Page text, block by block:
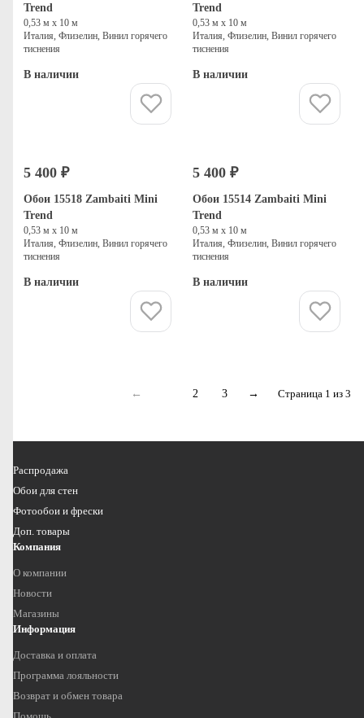
Trend
0,53 м х 10 м
Италия, Флизелин, Винил горячего
тиснения
В наличии
Trend
0,53 м х 10 м
Италия, Флизелин, Винил горячего
тиснения
В наличии
5 400 ₽
Обои 15518 Zambaiti Mini
Trend
0,53 м х 10 м
Италия, Флизелин, Винил горячего
тиснения
В наличии
5 400 ₽
Обои 15514 Zambaiti Mini
Trend
0,53 м х 10 м
Италия, Флизелин, Винил горячего
тиснения
В наличии
← 2 3 → Страница 1 из 3
Распродажа
Обои для стен
Фотообои и фрески
Доп. товары
Компания
О компании
Новости
Магазины
Информация
Доставка и оплата
Программа лояльности
Возврат и обмен товара